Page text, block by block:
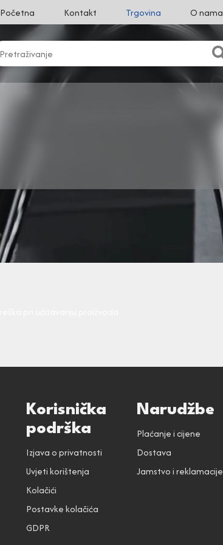
Početna Kontakt Trgovina O nama
Korisnička
podrška
Izjava o privatnosti
Uvjeti korištenja
Kolačići
Postavke kolačića
GDPR
Narudžbe
Plaćanje i cijene
Dostava
Jamstvo i reklamacije